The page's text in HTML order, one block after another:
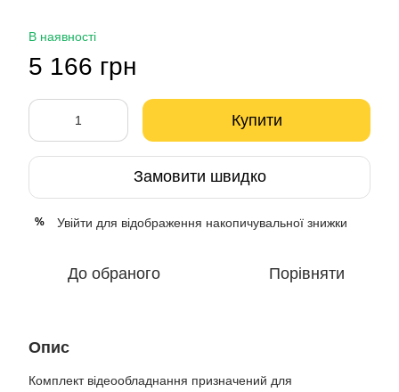
В наявності
5 166 грн
Купити
Замовити швидко
% Увійти для відображення накопичувальної знижки
До обраного Порівняти
Опис
Комплект відеообладнання призначений для